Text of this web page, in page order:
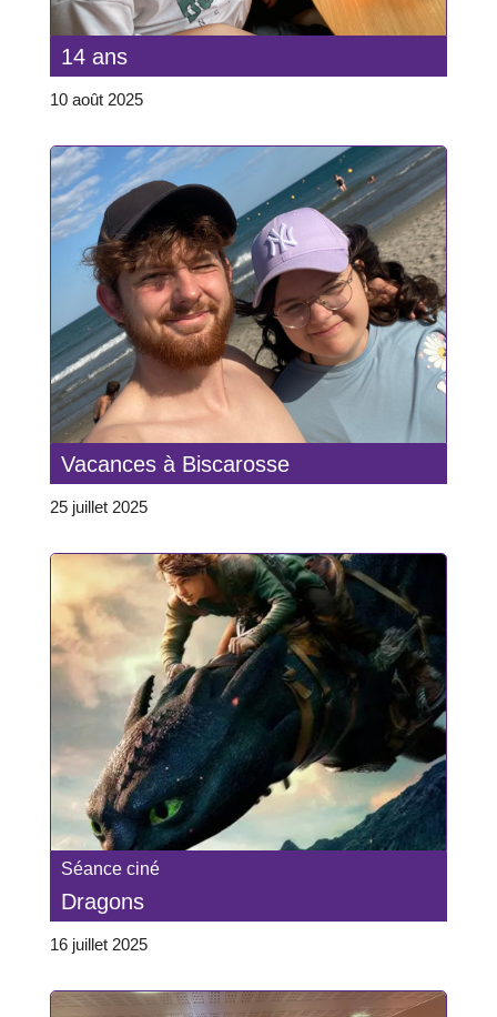
14 ans
10 août 2025
Vacances à Biscarosse
25 juillet 2025
Séance ciné
Dragons
16 juillet 2025